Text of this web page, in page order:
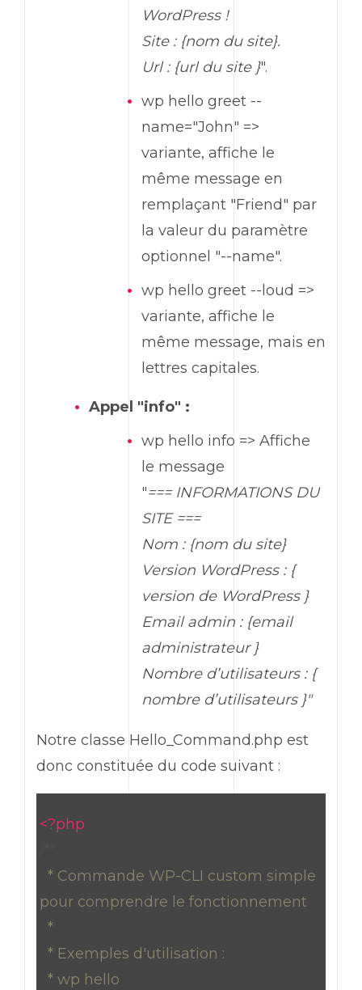
WordPress!
Site : {nom du site}.
Url : {url du site }".
wp hello greet --
name="John" =>
variante, affiche le
même message en
remplaçant "Friend" par
la valeur du paramètre
optionnel "--name".
wp hello greet -- loud =>
variante, affiche le
même message, mais en
lettres capitales.
Appel "info" :
wp hello info => Affiche
le message
"=== INFORMATIONS DU
SITE ===
Nom : {nom du site}
Version WordPress: {
version de WordPress }
Emailadmin : {email
administrateur }
Nombre d’utilisateurs : {
nombre d’utilisateurs }"
Notre classe Hello_Command.php est
donc constituée du code suivant :
<?php
* Commande WP-CLI custom simple
pour comprendre le fonctionnement
*
* Exemples d'utilisation :
* wp hello